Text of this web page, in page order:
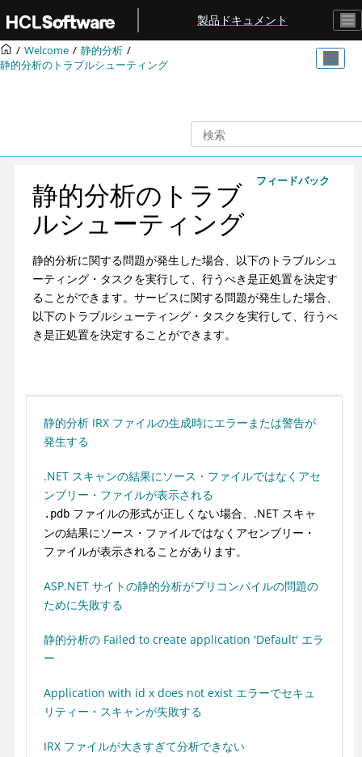
メインコンテンツにジャンプ
製品ドキュメント
Welcome
静的分析
静的分析のトラブルシューティング
フィードバック
静的分析のトラブ
ルシューティング
静的分析に関する問題が発生した場合、以下のトラブルシュ
ーティング・タスクを実行して、行うべき是正処置を決定す
ることができます。サービスに関する問題が発生した場合、
以下のトラブルシューティング・タスクを実行して、行うべ
き是正処置を決定することができます。
静的分析 IRX ファイルの生成時にエラーまたは警告が
発生する
.NET スキャンの結果にソース・ファイルではなくアセ
ンブリー・ファイルが表示される
.pdb ファイルの形式が正しくない場合、.NET スキャ
ンの結果にソース・ファイルではなくアセンブリー・
ファイルが表示されることがあります。
ASP.NET サイトの静的分析がプリコンパイルの問題の
ために失敗する
静的分析の Failed to create application 'Default' エラ
ー
Application with id x does not exist エラーでセキュ
リティー・スキャンが失敗する
IRX ファイルが大きすぎて分析できない